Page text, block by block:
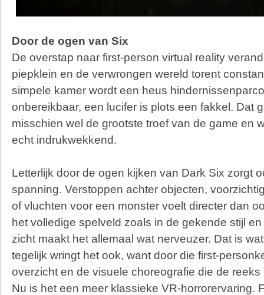
Door de ogen van Six
De overstap naar first-person virtual reality
piepklein en de verwrongen wereld torent
simpele kamer wordt een heus
onbereikbaar, een lucifer is plots een fakkel. Dat
misschien wel de grootste troef van de game en
echt indrukwekkend.
Letterlijk door de ogen kijken van Dark Six zorgt
spanning. Verstoppen achter objecten,
of vluchten voor een monster voelt directer dan
het volledige spelveld zoals in de gekende stijl
zicht maakt het allemaal wat nerveuzer. Dat is
tegelijk wringt het ook, want door die first-
overzicht en de visuele choreografie die de
Nu is het een meer klassieke VR-horrorervaring.